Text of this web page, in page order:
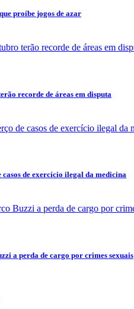
proíbe jogos de azar
recorde de áreas em disputa
de exercício ilegal da medicina
a perda de cargo por crimes sexuais